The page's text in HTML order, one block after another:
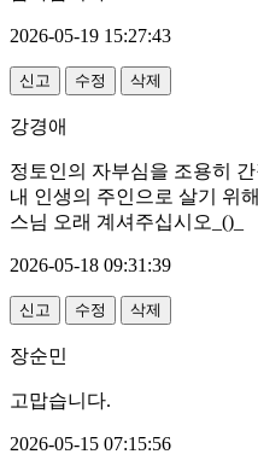
2026-05-19 15:27:43
신고 수정 삭제
강경애
정토인의 자부심을 조용히
내 인생의 주인으로 살기 위
스님 오래 계셔주십시오_()_
2026-05-18 09:31:39
신고 수정 삭제
장순민
고맙습니다.
2026-05-15 07:15:56